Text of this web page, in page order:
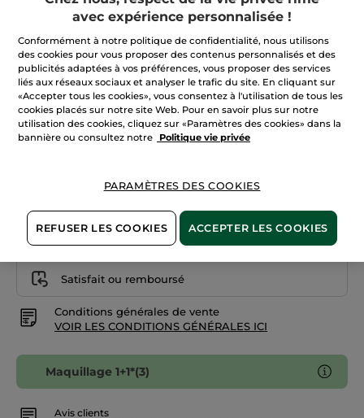
sur
5
Lire
avis
sur
Fard
Paupières
Mono
14,90 €
27. Blanc Harmonie
+15
Quantité
Livraison à partir du
12/08
Satisfait ou remboursé
Conditions générales de vente
VOIR LES CONDITIONS GÉNÉRALES ICI
Maquillage 1+1*(3)
Avis clients
avec expérience personnalisée !
Conformément à notre politique de confidentialité, nous utilisons
des cookies pour vous proposer des contenus personnalisés et des
publicités adaptées à vos préférences, vous proposer des services
liés aux réseaux sociaux et analyser le trafic du site. En cliquant sur
«Accepter tous les cookies», vous consentez à l'utilisation de tous les
cookies placés sur notre site Web. Pour en savoir plus sur notre
utilisation des cookies, cliquez sur «Paramètres des cookies» dans la
bannière ou consultez notre
Politique vie privée
PARAMÈTRES DES COOKIES
REFUSER LES COOKIES ACCEPTER LES COOKIES